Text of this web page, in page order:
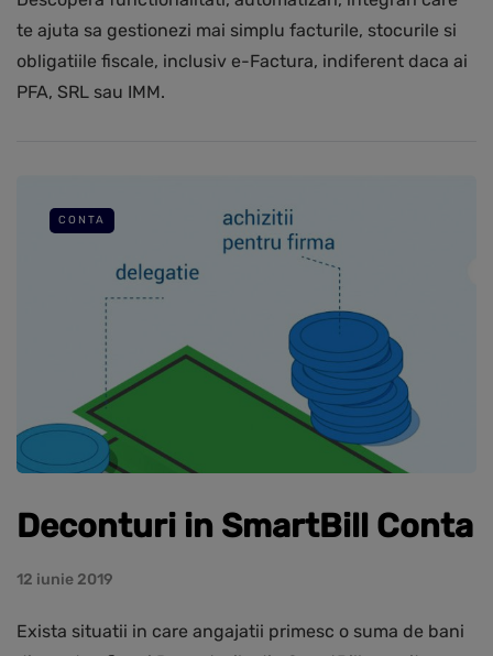
te ajuta sa gestionezi mai simplu facturile, stocurile si
obligatiile fiscale, inclusiv e-Factura, indiferent daca ai
PFA, SRL sau IMM.
CONTA
Deconturi in SmartBill Conta
12 iunie 2019
Exista situatii in care angajatii primesc o suma de bani